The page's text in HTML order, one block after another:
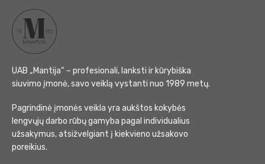
UAB „Mantija“ – profesionali, lanksti ir kūrybiška
siuvimo įmonė, savo veiklą vystanti nuo 1989 metų.
Pagrindinė įmonės veikla yra aukštos kokybės
lengvųjų darbo rūbų gamyba pagal individualius
užsakymus, atsižvelgiant į kiekvieno užsakovo
poreikius.